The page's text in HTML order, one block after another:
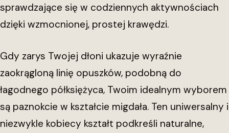
sprawdzające się w codziennych aktywnościach
dzięki wzmocnionej, prostej krawędzi.
Gdy zarys Twojej dłoni ukazuje wyraźnie
zaokrągloną linię opuszków, podobną do
łagodnego półksiężyca, Twoim idealnym wyborem
są paznokcie w kształcie migdała. Ten uniwersalny i
niezwykle kobiecy kształt podkreśli naturalne,